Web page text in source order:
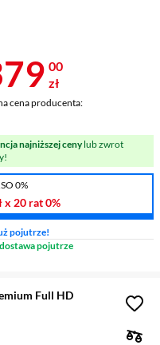
1 379
00
zł
cena producenta:
najniższej cenylub zwrot
0%
x 20 rat0%
pojutrze!
pojutrze
Full HD